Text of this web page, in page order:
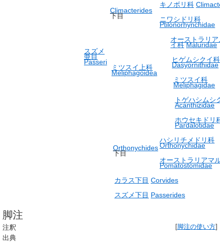
スズメ
亜目
Passeri
Climacterides
下目
キノボリ科
ニワシドリ科
Ptilonorhynchidae
ミツスイ上科
Meliphagoidea
オーストラリ
イ科 Maluridae
ヒゲムシクイ科
Dasyornithidae
ミツスイ科
Meliphagidae
トゲハシムシ
Acanthizidae
ホウセキドリ
Pardalotidae
Orthonychides
下目
ハシリチメドリ科
Orthonychidae
オーストラリアマ
Pomatostomidae
カラス下目 Corvides
スズメ下目 Passerides
脚注
脚注の使い方
注釈
出典